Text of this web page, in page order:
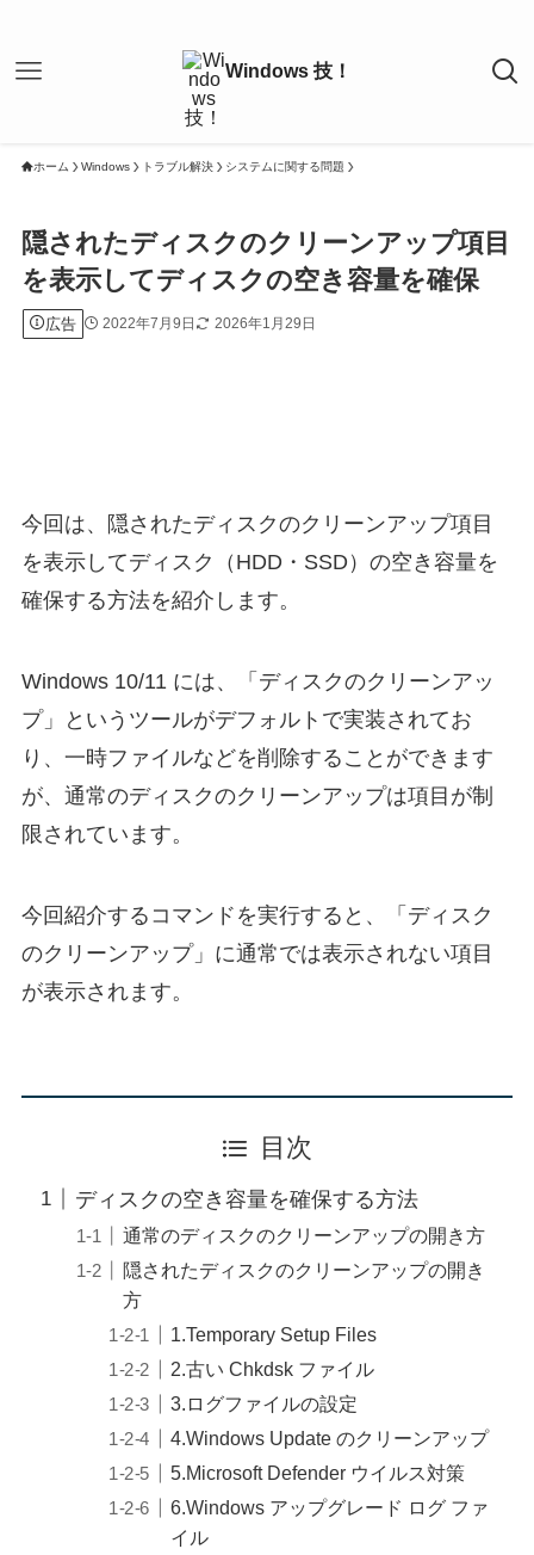
ホーム Windows トラブル解決 システムに関する問題
隠されたディスクのクリーンアップ項目
を表示してディスクの空き容量を確保
広告 2022年7月9日 2026年1月29日
今回は、隠されたディスクのクリーンアップ項目
を表示してディスク（HDD・SSD）の空き容量を
確保する方法を紹介します。
Windows 10/11 には、「ディスクのクリーンアッ
プ」というツールがデフォルトで実装されてお
り、一時ファイルなどを削除することができます
が、通常のディスクのクリーンアップは項目が制
限されています。
今回紹介するコマンドを実行すると、「ディスク
のクリーンアップ」に通常では表示されない項目
が表示されます。
目次
ディスクの空き容量を確保する方法
通常のディスクのクリーンアップの開き方
隠されたディスクのクリーンアップの開き
方
1.Temporary Setup Files
2.古い Chkdsk ファイル
3.ログファイルの設定
4.Windows Update のクリーンアップ
5.Microsoft Defender ウイルス対策
6.Windows アップグレード ログ ファ
イル